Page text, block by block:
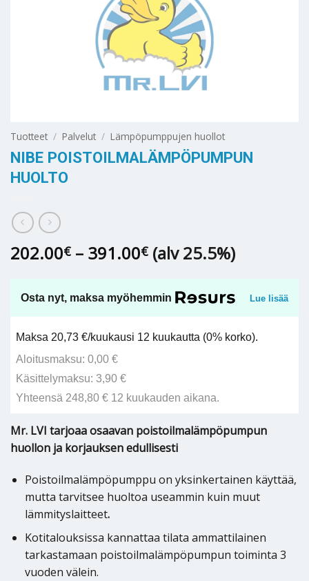
Tuotteet / Palvelut / Lämpöpumppujen huollot
NIBE POISTOILMALÄMPÖPUMPUN
HUOLTO
202.00€ – 391.00€Hintaluokka:
202.00€
391.00€
(alv 25.5%)
Osta nyt, maksa myöhemmin Lue lisää
Maksa 20,73 €/kuukausi 12 kuukautta (0% korko).
Aloitusmaksu: 0,00 €
Käsittelymaksu: 3,90 €
Yhteensä 248,80 € 12 kuukauden aikana.
Mr. LVI tarjoaa osaavan poistoilmalämpöpumpun
huollon ja korjauksen edullisesti
Poistoilmalämpöpumppu on yksinkertainen käyttää,
mutta tarvitsee huoltoa useammin kuin muut
lämmityslaitteet.
Kotitalouksissa kannattaa tilata ammattilainen
tarkastamaan poistoilmalämpöpumpun toiminta 3
vuoden välein.